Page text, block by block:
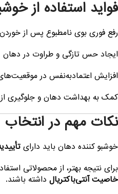
فواید استفاده از
رفع فوری بوی نامطبوع پس از خوردن
ایجاد حس تازگی و طراوت در دهان
افزایش اعتمادبه‌نفس در
کمک به بهداشت دهان و جلوگیری
نکات مهم در انتخاب
خوشبو کننده دهان باید دارای
برای نتیجه بهتر، از محصولاتی
خاصیت آنتی‌باکتریالداشته باشند.